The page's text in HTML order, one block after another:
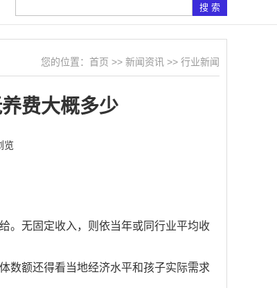
您的位置： 首页 >> 新闻资讯 >> 行业新闻
费大概多少
览
。无固定收入，则依当年或同行业平均收
数额还得看当地经济水平和孩子实际需求